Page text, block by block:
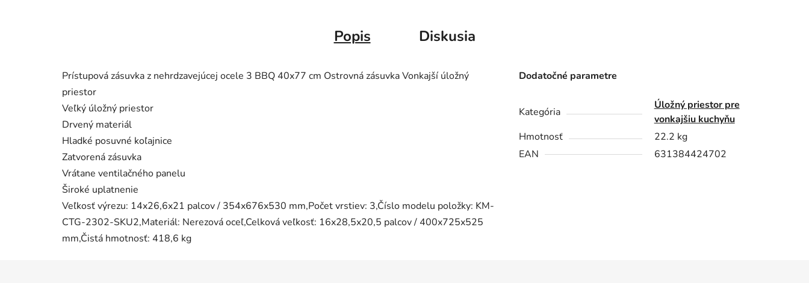
Popis Diskusia
Prístupová zásuvka z nehrdzavejúcej ocele 3 BBQ 40x77 cm Ostrovná zásuvka Vonkajší úložný
priestor
Veľký úložný priestor
Drvený materiál
Hladké posuvné koľajnice
Zatvorená zásuvka
Vrátane ventilačného panelu
Široké uplatnenie
Veľkosť výrezu: 14x26,6x21 palcov / 354x676x530 mm,Počet vrstiev: 3,Číslo modelu položky: KM-
CTG-2302-SKU2,Materiál: Nerezová oceľ,Celková veľkosť: 16x28,5x20,5 palcov / 400x725x525
mm,Čistá hmotnosť: 418,6 kg
Dodatočné parametre
Kategória
Úložný priestor pre
vonkajšiu kuchyňu
Hmotnosť
22.2 kg
EAN
631384424702